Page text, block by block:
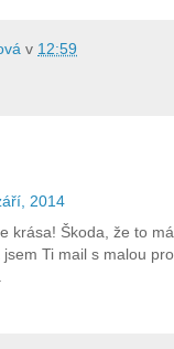
v 12:59
2014
krása! Škoda, že to
jsem Ti mail s malou